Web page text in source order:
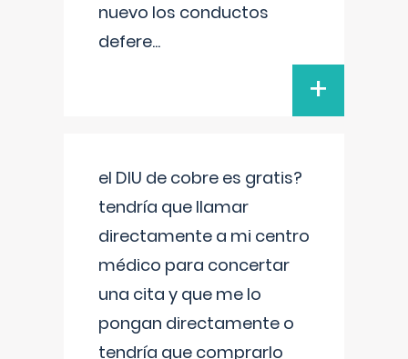
nuevo los conductos
defere...
+
el DIU de cobre es gratis?
tendría que llamar
directamente a mi centro
médico para concertar
una cita y que me lo
pongan directamente o
tendría que comprarlo